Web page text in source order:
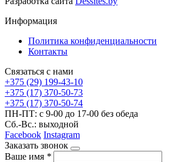
Информация
Политика конфиденциальности
Контакты
Связаться с нами
+375 (29) 199-43-10
+375 (17) 370-50-73
+375 (17) 370-50-74
ПН-ПТ: с 9-00 до 17-00 без обеда
Сб.-Вс.: выходной
Facebook Instagram
Заказать звонок
Ваше имя *